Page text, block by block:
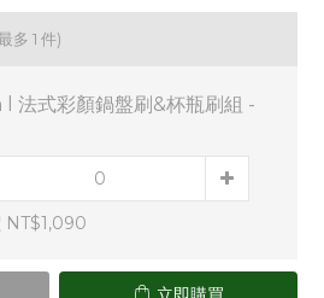
多 1 件)
法式彩顏鍋盤刷&杯瓶刷組 -
NT$1,090